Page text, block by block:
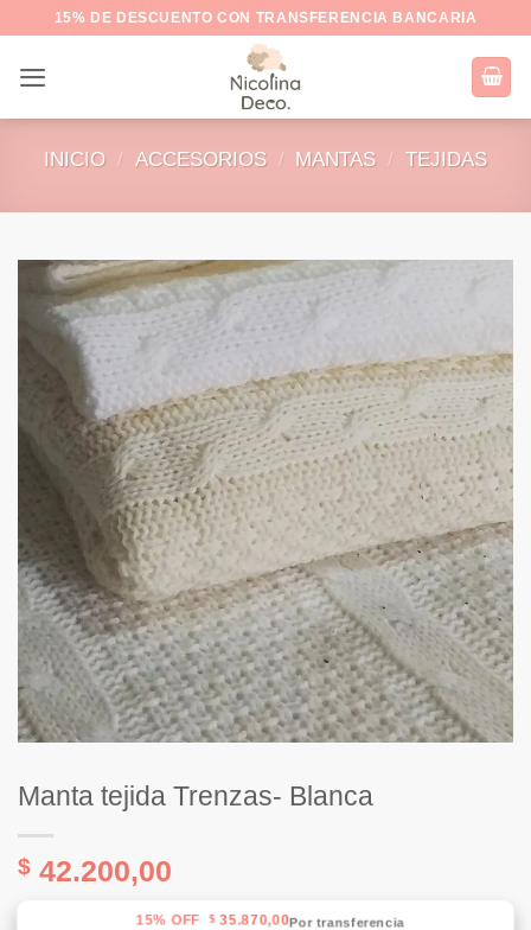
contenido
15% DE DESCUENTO CON TRANSFERENCIA BANCARIA
INICIO / ACCESORIOS / MANTAS / TEJIDAS
Manta tejida Trenzas- Blanca
$ 42.200,00
15% OFF $35.870,00Por transferencia